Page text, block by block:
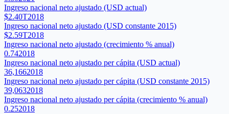
Ingreso nacional neto ajustado (USD actual)
$2.40T2018
Ingreso nacional neto ajustado (USD constante 2015)
$2.59T2018
Ingreso nacional neto ajustado (crecimiento % anual)
0.742018
Ingreso nacional neto ajustado per cápita (USD actual)
36,1662018
Ingreso nacional neto ajustado per cápita (USD constante 2015)
39,0632018
Ingreso nacional neto ajustado per cápita (crecimiento % anual)
0.252018